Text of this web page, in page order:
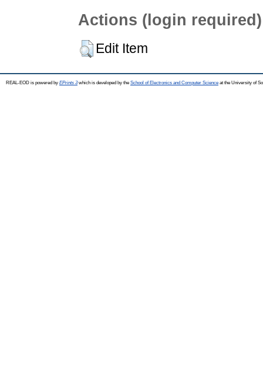
Actions (login required)
Edit Item
REAL-EOD is powered by EPrints 3which is developed by the School of Electronics and Computer Science at the University of